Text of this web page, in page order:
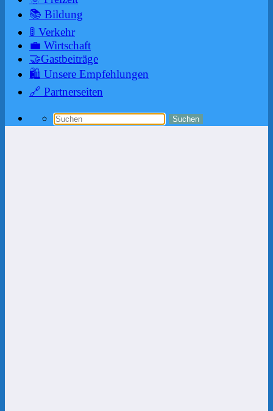
📚 Bildung
🚦 Verkehr
💼 Wirtschaft
🤝Gastbeiträge
🛍️ Unsere Empfehlungen
🔗 Partnerseiten